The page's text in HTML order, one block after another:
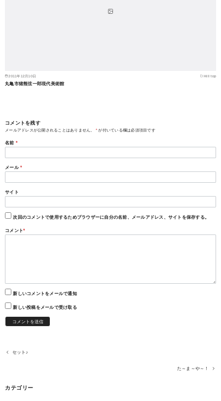
2011年12月10日 Hill top
丸亀市猪熊弦一郎現代美術館
コメントを残す
メールアドレスが公開されることはありません。 * が付いている欄は必須項目です
名前 *
メール *
サイト
次回のコメントで使用するためブラウザーに自分の名前、メールアドレス、サイトを保存する。
コメント*
新しいコメントをメールで通知
新しい投稿をメールで受け取る
セット♪
た～ま～や～！
カテゴリー